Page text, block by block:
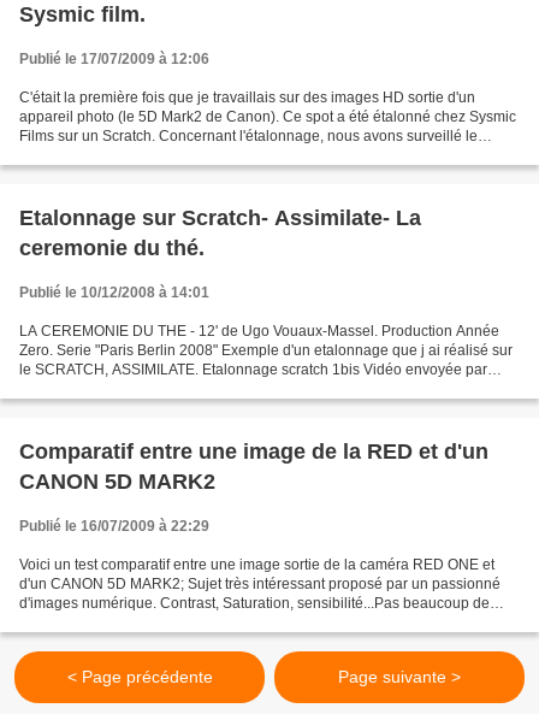
Sysmic film.
Publié le 17/07/2009 à 12:06
C'était la première fois que je travaillais sur des images HD sortie d'un
appareil photo (le 5D Mark2 de Canon). Ce spot a été étalonné chez Sysmic
Films sur un Scratch. Concernant l'étalonnage, nous avons surveillé le
Etalonnage sur Scratch- Assimilate- La
ceremonie du thé.
Publié le 10/12/2008 à 14:01
LA CEREMONIE DU THE - 12' de Ugo Vouaux-Massel. Production Année
Zero. Serie "Paris Berlin 2008" Exemple d'un etalonnage que j ai réalisé sur
le SCRATCH, ASSIMILATE. Etalonnage scratch 1bis Vidéo envoyée par
Comparatif entre une image de la RED et d'un
CANON 5D MARK2
Publié le 16/07/2009 à 22:29
Voici un test comparatif entre une image sortie de la caméra RED ONE et
d'un CANON 5D MARK2; Sujet très intéressant proposé par un passionné
d'images numérique. Contrast, Saturation, sensibilité...Pas beaucoup de
< Page précédente Page suivante >